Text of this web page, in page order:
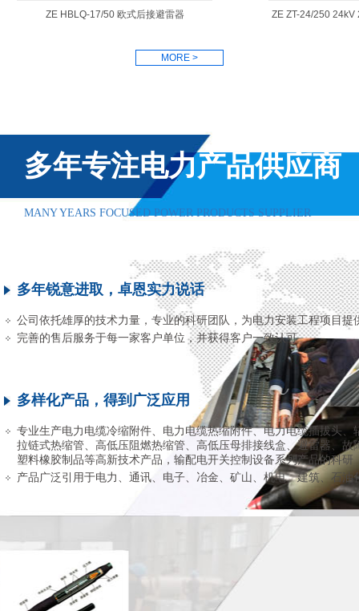
ZE HBLQ-17/50 欧式后接避雷器 ZE ZT-24/250
MORE >
多年专注电力产品供应商
MANY YEARS FOCUSED POWER PRODUCTS SUPPLIER
多年锐意进取，卓恩实力说话
公司依托雄厚的技术力量，专业的科研团队，为电力安装工程项目提
完善的售后服务于每一家客户单位，并获得客户一致认可
多样化产品，得到广泛应用
专业生产电力电缆冷缩附件、电力电缆热缩附件、电力电缆插拔头、
拉链式热缩管、高低压阻燃热缩管、高低压母排接线盒、避雷器、故
塑料橡胶制品等高新技术产品，输配电开关控制设备系列产品的科研
产品广泛引用于电力、通讯、电子、冶金、矿山、机电、建筑、石油